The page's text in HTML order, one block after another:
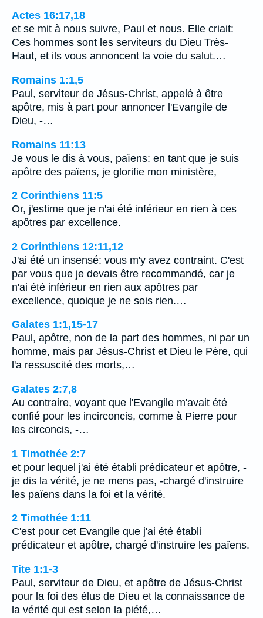
Actes 16:17,18
et se mit à nous suivre, Paul et nous. Elle criait:
Ces hommes sont les serviteurs du Dieu Très-
Haut, et ils vous annoncent la voie du salut.…
Romains 1:1,5
Paul, serviteur de Jésus-Christ, appelé à être
apôtre, mis à part pour annoncer l'Evangile de
Dieu, -…
Romains 11:13
Je vous le dis à vous, païens: en tant que je suis
apôtre des païens, je glorifie mon ministère,
2 Corinthiens 11:5
Or, j'estime que je n'ai été inférieur en rien à ces
apôtres par excellence.
2 Corinthiens 12:11,12
J'ai été un insensé: vous m'y avez contraint. C'est
par vous que je devais être recommandé, car je
n'ai été inférieur en rien aux apôtres par
excellence, quoique je ne sois rien.…
Galates 1:1,15-17
Paul, apôtre, non de la part des hommes, ni par un
homme, mais par Jésus-Christ et Dieu le Père, qui
l'a ressuscité des morts,…
Galates 2:7,8
Au contraire, voyant que l'Evangile m'avait été
confié pour les incirconcis, comme à Pierre pour
les circoncis, -…
1 Timothée 2:7
et pour lequel j'ai été établi prédicateur et apôtre, -
je dis la vérité, je ne mens pas, -chargé d'instruire
les païens dans la foi et la vérité.
2 Timothée 1:11
C'est pour cet Evangile que j'ai été établi
prédicateur et apôtre, chargé d'instruire les païens.
Tite 1:1-3
Paul, serviteur de Dieu, et apôtre de Jésus-Christ
pour la foi des élus de Dieu et la connaissance de
la vérité qui est selon la piété,…